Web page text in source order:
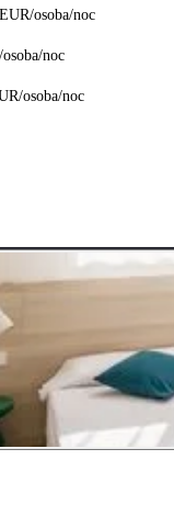
osoba/noc
noc
osoba/noc